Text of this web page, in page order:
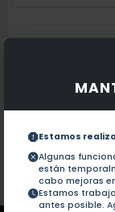
Estamos
Algunas
están
cabo mejoras
Estamos
antes posible.
Colaboraciones en Tesis:
Patentes: